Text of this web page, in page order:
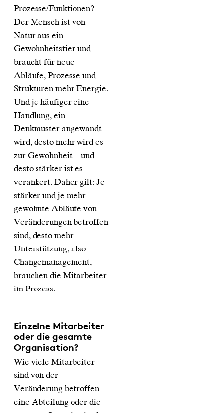
Prozesse/Funktionen?
Der Mensch ist von
Natur aus ein
Gewohnheitstier und
braucht für neue
Abläufe, Prozesse und
Strukturen mehr Energie.
Und je häufiger eine
Handlung, ein
Denkmuster angewandt
wird, desto mehr wird es
zur Gewohnheit – und
desto stärker ist es
verankert. Daher gilt: Je
stärker und je mehr
gewohnte Abläufe von
Veränderungen betroffen
sind, desto mehr
Unterstützung, also
Changemanagement,
brauchen die Mitarbeiter
im Prozess.
Einzelne Mitarbeiter
oder die gesamte
Organisation?
Wie viele Mitarbeiter
sind von der
Veränderung betroffen –
eine Abteilung oder die